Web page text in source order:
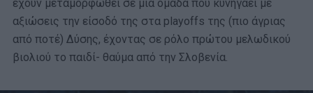
έχουν μεταμορφωθεί σε μια ομάδα που κυνηγάει με
αξιώσεις την είσοδό της στα playoffs της (πιο άγριας
από ποτέ) Δύσης, έχοντας σε ρόλο πρώτου μελωδικού
βιολιού το παιδί- θαύμα από την Σλοβενία.